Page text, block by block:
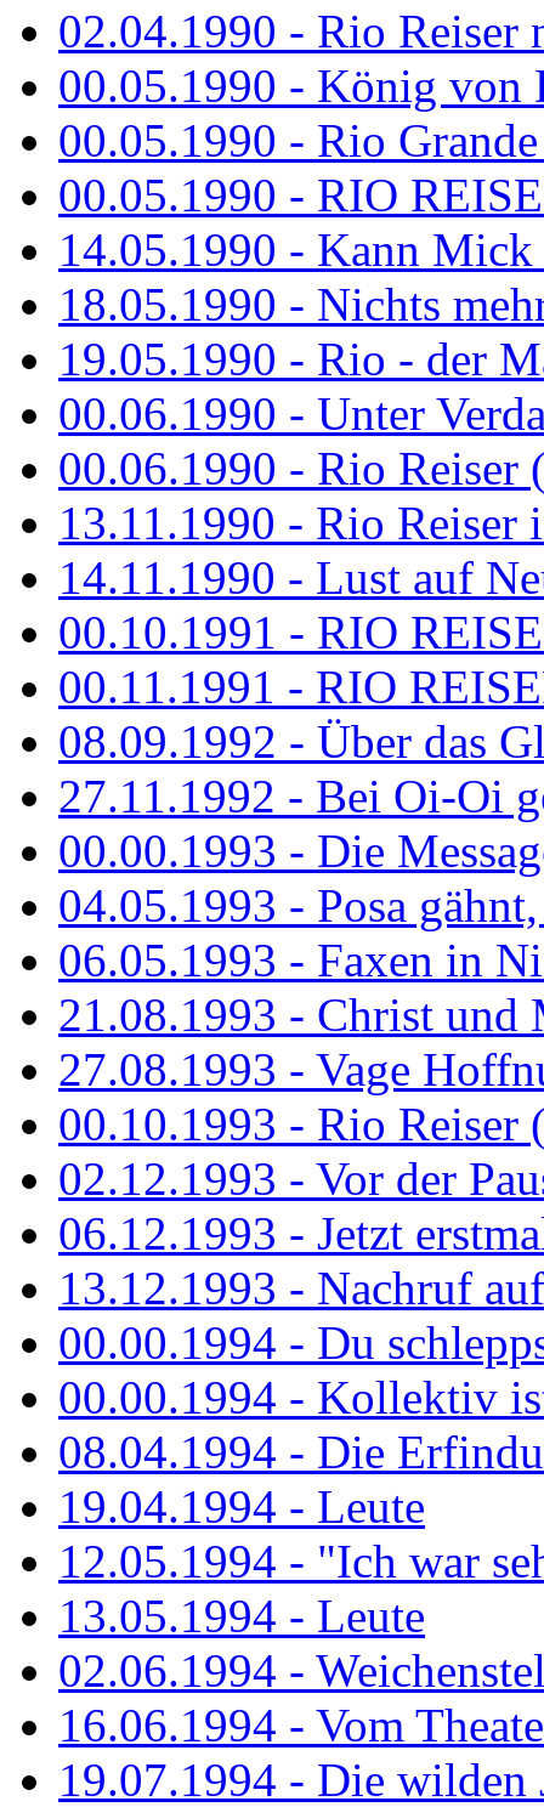
02.04.1990 - Rio
00.05.1990 - König von
00.05.1990 - Rio
00.05.1990 - RIO
14.05.1990 - Kann Mick
18.05.1990 - Nichts
19.05.1990 - Rio - der
00.06.1990 - Unter
00.06.1990 - Rio Reiser
13.11.1990 - Rio Reiser
14.11.1990 - Lust auf
00.10.1991 - RIO
00.11.1991 - RIO
08.09.1992 - Über das
27.11.1992 - Bei Oi-Oi
00.00.1993 - Die
04.05.1993 - Posa
06.05.1993 - Faxen in
21.08.1993 - Christ und
27.08.1993 - Vage
00.10.1993 - Rio Reiser
02.12.1993 - Vor der
06.12.1993 - Jetzt
13.12.1993 - Nachruf
00.00.1994 - Du
00.00.1994 - Kollektiv
08.04.1994 - Die
19.04.1994 - Leute
12.05.1994 - "Ich war
13.05.1994 - Leute
02.06.1994 -
16.06.1994 - Vom
19.07.1994 - Die wilden